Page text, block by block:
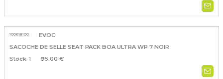
100618100
EVOC
SACOCHE DE SELLE SEAT PACK BOA ULTRA WP 7 NOIR
1
95.00 €